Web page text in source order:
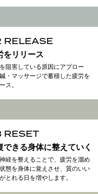
RELEASE
をリリース
阻害している原因にアプロー
・マッサージで蓄積した疲労を
ス。
RESET
できる身体に整えていく
経を整えることで、疲労を溜め
態を身体に覚えさせ、質のいい
とれる日を増やします。